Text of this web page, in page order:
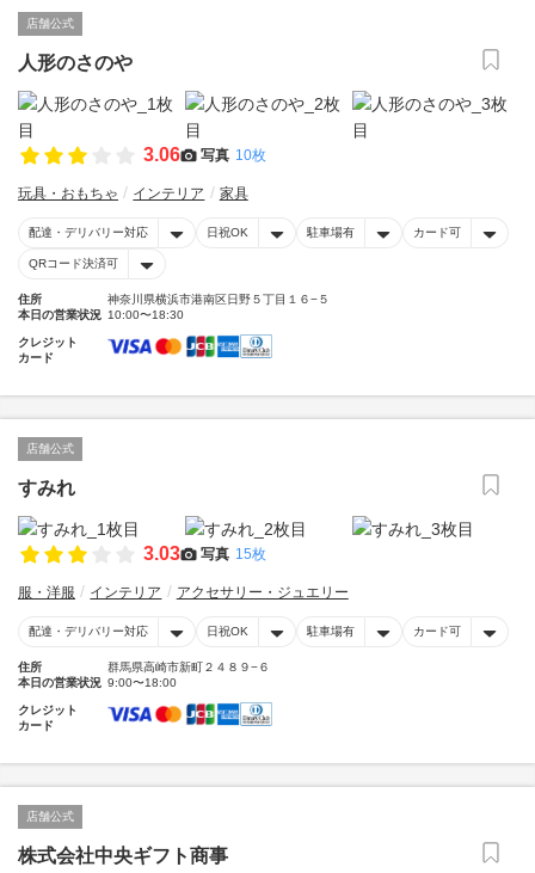
店舗公式
人形のさのや
3.06 写真 10枚
玩具・おもちゃ インテリア 家具
配達・デリバリー対応 日祝OK 駐車場有 カード可
QRコード決済可
住所
神奈川県横浜市港南区日野５丁目１６−５
本日の営業状況 10:00〜18:30
クレジット
カード
店舗公式
すみれ
3.03 写真 15枚
服・洋服 インテリア アクセサリー・ジュエリー
配達・デリバリー対応 日祝OK 駐車場有 カード可
住所
群馬県高崎市新町２４８９−６
本日の営業状況 9:00〜18:00
クレジット
カード
店舗公式
株式会社中央ギフト商事